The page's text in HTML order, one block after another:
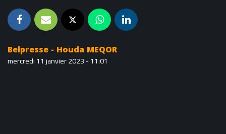
Belpresse - Houda MEQOR
mercredi 11 janvier 2023 - 11:01